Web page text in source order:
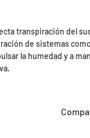
transpiración del
de sistemas como
la humedad y a